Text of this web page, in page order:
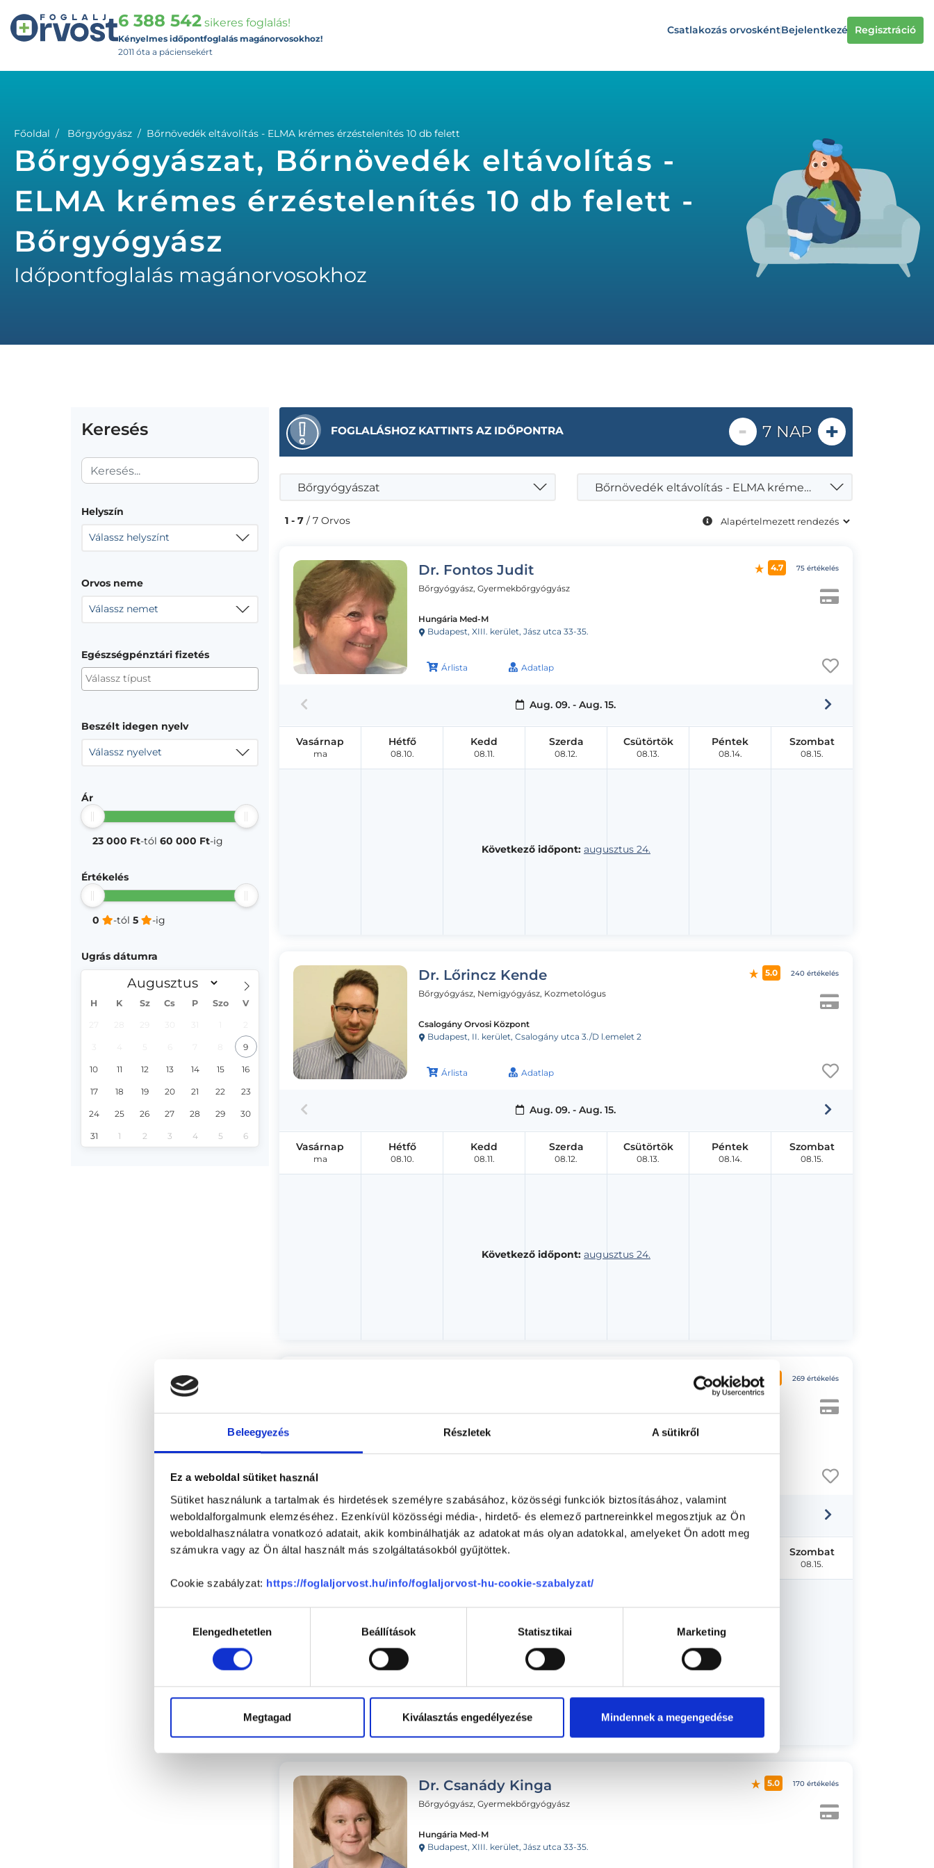
Beleegyezés Részletek A sütikről
Ez a weboldal sütiket használ
Sütiket használunk a tartalmak és hirdetések személyre szabásához, közösségi funkciók biztosításához, valamint
weboldalforgalmunk elemzéséhez. Ezenkívül közösségi média-, hirdető- és elemező partnereinkkel megosztjuk az Ön
weboldalhasználatra vonatkozó adatait, akik kombinálhatják az adatokat más olyan adatokkal, amelyeket Ön adott meg
számukra vagy az Ön által használt más szolgáltatásokból gyűjtöttek.
Cookie szabályzat: https://foglaljorvost.hu/info/foglaljorvost-hu-cookie-szabalyzat/
kiválasztásaElengedhetetlen Beállítások Statisztikai Marketing
Megtagad Kiválasztás engedélyezése Mindennek a megengedése
6 388 542 sikeres foglalás!
Kényelmes időpontfoglalás magánorvosokhoz!
2011 óta a páciensekért
Csatlakozás orvoskéntBejelentkezés Regisztráció
Főoldal Bőrgyógyász Bőrnövedék eltávolítás - ELMA krémes érzéstelenítés 10 db felett
Bőrgyógyászat, Bőrnövedék eltávolítás -
ELMA krémes érzéstelenítés 10 db felett -
Bőrgyógyász
Időpontfoglalás magánorvosokhoz
Keresés
Helyszín
Válassz helyszínt
Orvos neme
Válassz nemet
Egészségpénztári fizetés
Beszélt idegen nyelv
Válassz nyelvet
Ár
23 000 Ft-tól 60 000 Ft-ig
Értékelés
0 -tól 5 -ig
Ugrás dátumra
H K Sz Cs P Szo V
9
10 11 12 13 14 15 16
17 18 19 20 21 22 23
24 25 26 27 28 29 30
31 1 2 3 4 5 6
FOGLALÁSHOZ KATTINTS AZ IDŐPONTRA - 7 NAP +
Bőrgyógyászat Bőrnövedék eltávolítás - ELMA krémes érzéstelenítés 10 db felett
1 - 7 / 7 Orvos
Dr. Fontos Judit
Bőrgyógyász, Gyermekbőrgyógyász
Hungária Med-M
Budapest, XIII. kerület, Jász utca 33-35.
Árlista Adatlap
4.7 75 értékelés
Aug. 09. - Aug. 15.
Következő időpont: augusztus 24.
Vasárnap
ma
Hétfő
08.10.
Kedd
08.11.
Szerda
08.12.
Csütörtök
08.13.
Péntek
08.14.
Szombat
08.15.
Dr. Lőrincz Kende
Bőrgyógyász, Nemigyógyász, Kozmetológus
Csalogány Orvosi Központ
Budapest, II. kerület, Csalogány utca 3./D l.emelet 2
Árlista Adatlap
5.0 240 értékelés
Aug. 09. - Aug. 15.
Következő időpont: augusztus 24.
Vasárnap
ma
Hétfő
08.10.
Kedd
08.11.
Szerda
08.12.
Csütörtök
08.13.
Péntek
08.14.
Szombat
08.15.
Csalogány Orvosi Központ
269 értékelés
Aug. 09. - Aug. 15.
Következő időpont:
Vasárnap Hétfő Kedd Szombat
08.15.
Dr. Csanády Kinga
Bőrgyógyász, Gyermekbőrgyógyász
Hungária Med-M
Budapest, XIII. kerület, Jász utca 33-35.
5.0 170 értékelés